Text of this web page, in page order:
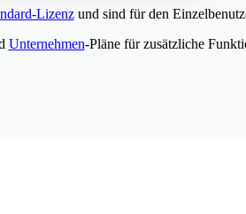
Lizenzund sind für den
Unternehmen-Pläne für zusätzliche